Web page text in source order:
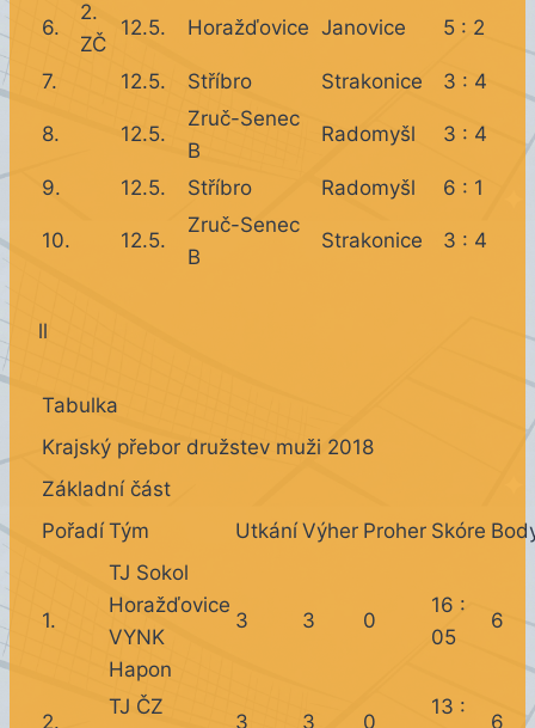
6.
2.
ZČ
12.5. Horažďovice Janovice 5 : 2
7. 12.5. Stříbro Strakonice 3 : 4
8. 12.5.
Zruč-Senec
B
Radomyšl 3 : 4
9. 12.5. Stříbro Radomyšl 6 : 1
10. 12.5.
Zruč-Senec
B
Strakonice 3 : 4
ll
Tabulka
Krajský přebor družstev muži 2018
Základní část
Pořadí Tým Utkání Výher Proher Skóre
1.
TJ Sokol
Horažďovice
VYNK
Hapon
3 3 0
16 :
05
6
2.
TJ ČZ
3 3 0
13 :
6